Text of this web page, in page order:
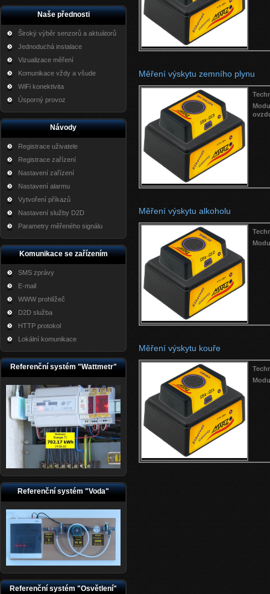
Naše přednosti
Široký výběr senzorů a aktuátorů
Jednoduchá instalace
Vizualizace měření
Komunikace vždy a všude
WiFi konektivita
Úsporný provoz
Návody
Registrace uživatele
Registrace zařízení
Nastavení zařízení
Nastavení alarmu
Vytvoření příkazů
Nastavení služby D2D
Parametry měřeného signálu
Komunikace se zařízením
SMS zprávy
E-mail
WWW prohlížeč
D2D služba
HTTP protokol
Lokální komunikace
Referenční systém "Wattmetr"
Referenční systém "Voda"
Referenční systém "Osvětlení"
Měření výskytu zemního plynu
Měření výskytu alkoholu
Měření výskytu kouře